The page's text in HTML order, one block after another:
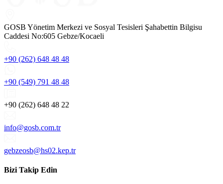
GOSB Yönetim Merkezi ve Sosyal Tesisleri Şahabettin Bilgisu
Caddesi No:605 Gebze/Kocaeli
+90 (262) 648 48 48
+90 (549) 791 48 48
+90 (262) 648 48 22
info@gosb.com.tr
gebzeosb@hs02.kep.tr
Bizi Takip Edin